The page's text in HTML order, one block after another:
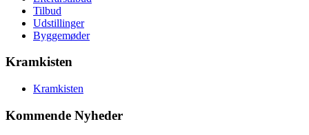
Tilbud
Udstillinger
Byggemøder
Kramkisten
Kramkisten
Kommende Nyheder